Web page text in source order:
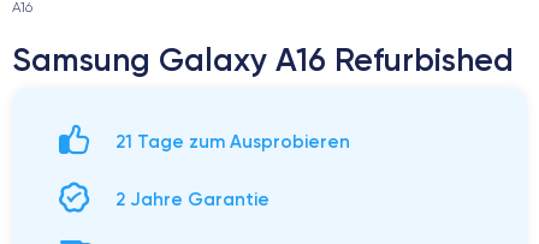
A16
Samsung Galaxy A16 Refurbished
21 Tage zum Ausprobieren
2 Jahre Garantie